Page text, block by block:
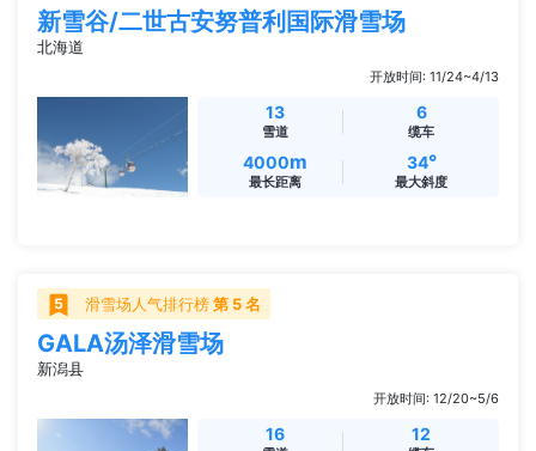
新雪谷/二世古安努普利国际滑雪场
北海道
开放时间: 11/24~4/13
13
雪道
6
缆车
4000m
最长距离
34°
最大斜度
滑雪场人气排行榜第 5 名
GALA汤泽滑雪场
新潟县
开放时间: 12/20~5/6
16 12